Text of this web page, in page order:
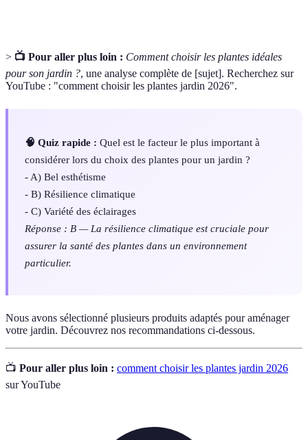
> 📺 Pour aller plus loin : Comment choisir les plantes idéales
pour son jardin ?, une analyse complète de [sujet]. Recherchez sur
YouTube : "comment choisir les plantes jardin 2026".
🧠 Quiz rapide : Quel est le facteur le plus important à
considérer lors du choix des plantes pour un jardin ?
- A) Bel esthétisme
- B) Résilience climatique
- C) Variété des éclairages
Réponse : B — La résilience climatique est cruciale pour
assurer la santé des plantes dans un environnement
particulier.
Nous avons sélectionné plusieurs produits adaptés pour aménager
votre jardin. Découvrez nos recommandations ci-dessous.
📺 Pour aller plus loin : comment choisir les plantes jardin 2026
sur YouTube